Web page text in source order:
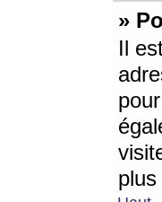
»
Il
plus